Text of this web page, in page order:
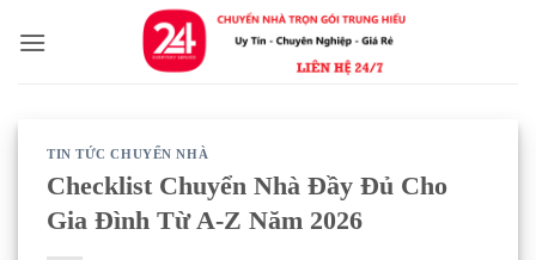
qua
TIN TỨC CHUYỂN NHÀ
Checklist Chuyển Nhà Đầy Đủ Cho
Gia Đình Từ A-Z Năm 2026